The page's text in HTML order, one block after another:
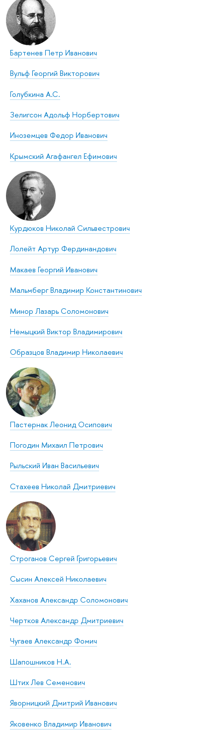
Бартенев Петр Иванович
Вульф Георгий Викторович
Голубкина А.С.
Зелигсон Адольф Норбертович
Иноземцев Федор Иванович
Крымский Агафангел Ефимович
Курдюков Николай Сильвестрович
Лолейт Артур Фердинандович
Макаев Георгий Иванович
Мальмберг Владимир Константинович
Минор Лазарь Соломонович
Немыцкий Виктор Владимирович
Образцов Владимир Николаевич
Пастернак Леонид Осипович
Погодин Михаил Петрович
Рыльский Иван Васильевич
Стахеев Николай Дмитриевич
Строганов Сергей Григорьевич
Сысин Алексей Николаевич
Хаханов Александр Соломонович
Чертков Александр Дмитриевич
Чугаев Александр Фомич
Шапошников Н.А.
Штих Лев Семенович
Яворницкий Дмитрий Иванович
Яковенко Владимир Иванович